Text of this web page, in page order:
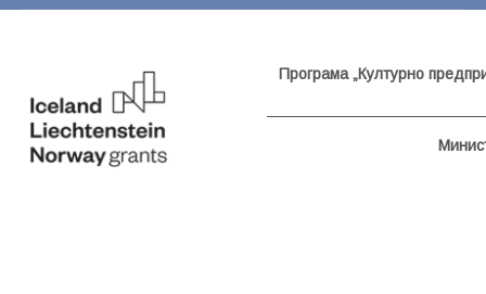
Програма „Културно